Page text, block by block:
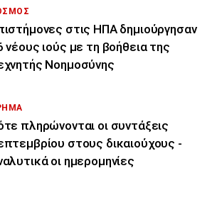
στις ΗΠΑ δημιούργησαν
νέους ιούς με τη βοήθεια της
Νοημοσύνης
πληρώνονται οι συντάξεις
στους δικαιούχους -
οι ημερομηνίες